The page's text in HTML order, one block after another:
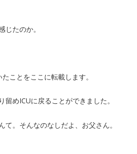
じたのか。
ことをここに転載します。
留めICUに戻ることができました。
て。そんなのなしだよ、お父さん。